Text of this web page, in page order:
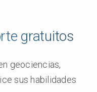
gratuitos
geociencias,
sus habilidades